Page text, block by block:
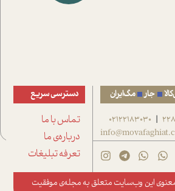
جار مگ‌ایران
|
02122183030
دسترسی سریع
تماس با ما
درباره‌ی ما
تعرفه تبلیغات
این وب‌سایت متعلق به مجله‌ی موفقیت